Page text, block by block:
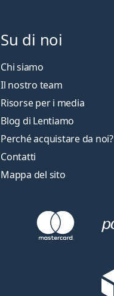
Su di noi
Chi siamo
Il nostro team
Risorse per i media
Blog di Lentiamo
Perché acquistare da noi?
Contatti
Mappa del sito